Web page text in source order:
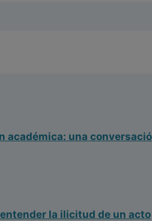
académica: una
la ilicitud de un acto